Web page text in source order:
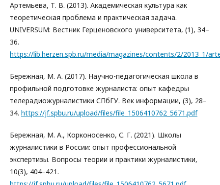
Артемьева, Т. В. (2013). Академическая культура как
теоретическая проблема и практическая задача.
UNIVERSUM: Вестник Герценовского университета, (1), 34–
36.
https://lib.herzen.spb.ru/media/magazines/contents/2/2013_1/
Бережная, М. А. (2017). Научно-педагогическая школа в
профильной подготовке журналиста: опыт кафедры
телерадиожурналистики СПбГУ. Век информации, (3), 28–
34. https://jf.spbu.ru/upload/files/file_1506410762_5671.pdf
Бережная, М. А., Корконосенко, С. Г. (2021). Школы
журналистики в России: опыт профессиональной
экспертизы. Вопросы теории и практики журналистики,
10(3), 404–421.